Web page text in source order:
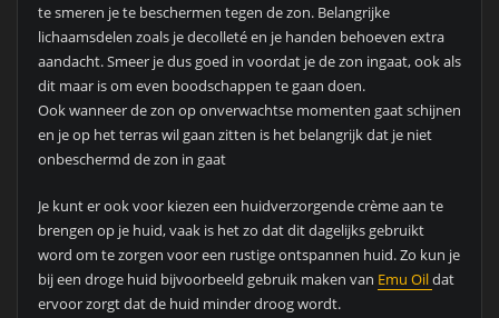
te smeren je te beschermen tegen de zon. Belangrijke
lichaamsdelen zoals je decolleté en je handen behoeven extra
aandacht. Smeer je dus goed in voordat je de zon ingaat, ook als
dit maar is om even boodschappen te gaan doen.
Ook wanneer de zon op onverwachtse momenten gaat schijnen
en je op het terras wil gaan zitten is het belangrijk dat je niet
onbeschermd de zon in gaat
Je kunt er ook voor kiezen een huidverzorgende crème aan te
brengen op je huid, vaak is het zo dat dit dagelijks gebruikt
word om te zorgen voor een rustige ontspannen huid. Zo kun je
bij een droge huid bijvoorbeeld gebruik maken van Emu Oildat
ervoor zorgt dat de huid minder droog wordt.